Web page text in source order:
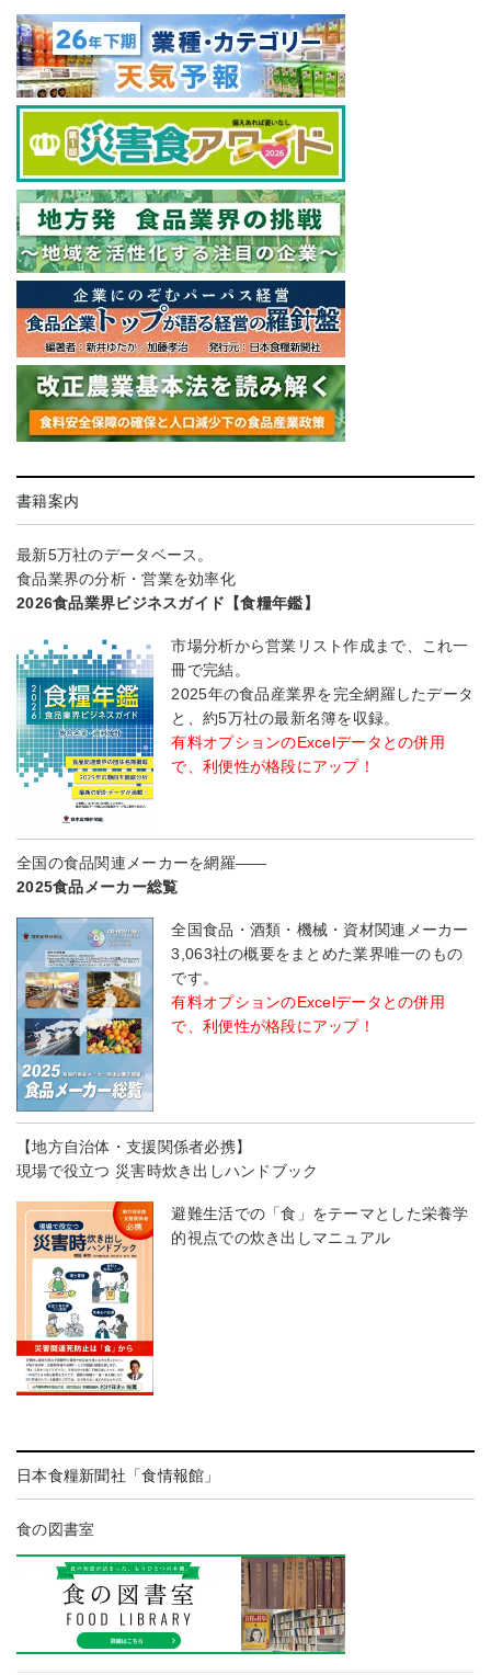
書籍案内
最新5万社のデータベース。
食品業界の分析・営業を効率化
2026食品業界ビジネスガイド【食糧年鑑】
市場分析から営業リスト作成まで、これ一
冊で完結。
2025年の食品産業界を完全網羅したデータ
と、約5万社の最新名簿を収録。
有料オプションのExcelデータとの併用
で、利便性が格段にアップ！
全国の食品関連メーカーを網羅――
2025食品メーカー総覧
全国食品・酒類・機械・資材関連メーカー
3,063社の概要をまとめた業界唯一のもの
です。
有料オプションのExcelデータとの併用
で、利便性が格段にアップ！
【地方自治体・支援関係者必携】
現場で役立つ 災害時炊き出しハンドブック
避難生活での「食」をテーマとした栄養学
的視点での炊き出しマニュアル
日本食糧新聞社「食情報館」
食の図書室